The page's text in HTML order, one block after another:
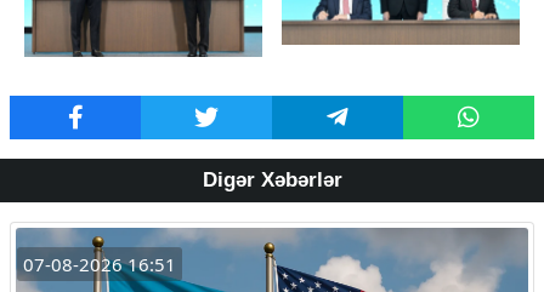
Digər Xəbərlər
07-08-2026 16:51